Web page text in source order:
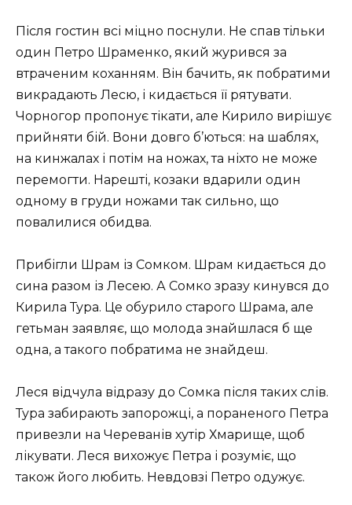
Після гостин всі міцно поснули. Не спав тільки
один Петро Шраменко, який журився за
втраченим коханням. Він бачить, як побратими
викрадають Лесю, і кидається її рятувати.
Чорногор пропонує тікати, але Кирило вирішує
прийняти бій. Вони довго б’ються: на шаблях,
на кинжалах і потім на ножах, та ніхто не може
перемогти. Нарешті, козаки вдарили один
одному в груди ножами так сильно, що
повалилися обидва.
Прибігли Шрам із Сомком. Шрам кидається до
сина разом із Лесею. А Сомко зразу кинувся до
Кирила Тура. Це обурило старого Шрама, але
гетьман заявляє, що молода знайшлася б ще
одна, а такого побратима не знайдеш.
Леся відчула відразу до Сомка після таких слів.
Тура забирають запорожці, а пораненого Петра
привезли на Череванів хутір Хмарище, щоб
лікувати. Леся вихожує Петра і розуміє, що
також його любить. Невдовзі Петро одужує.